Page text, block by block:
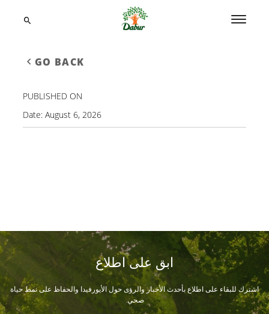
GO BACK
PUBLISHED ON
Date:August 6, 2026
ابق على اطلاع
اشترك للبقاء على اطلاع بأحدث الأخبار والرؤى حول الأيورفيدا والحفاظ على نمط حياة
صحي.